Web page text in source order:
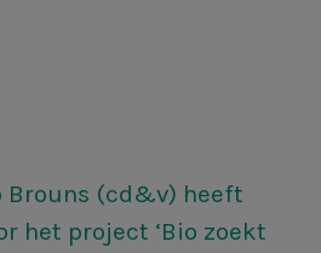
Brouns (cd&v) heeft
het project ‘Bio zoekt